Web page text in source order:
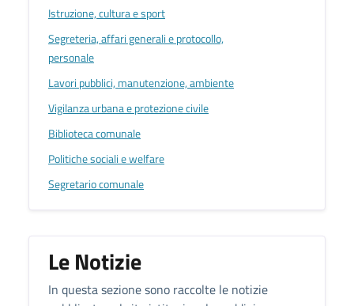
Istruzione, cultura e sport
Segreteria, affari generali e protocollo,
personale
Lavori pubblici, manutenzione, ambiente
Vigilanza urbana e protezione civile
Biblioteca comunale
Politiche sociali e welfare
Segretario comunale
Le Notizie
In questa sezione sono raccolte le notizie